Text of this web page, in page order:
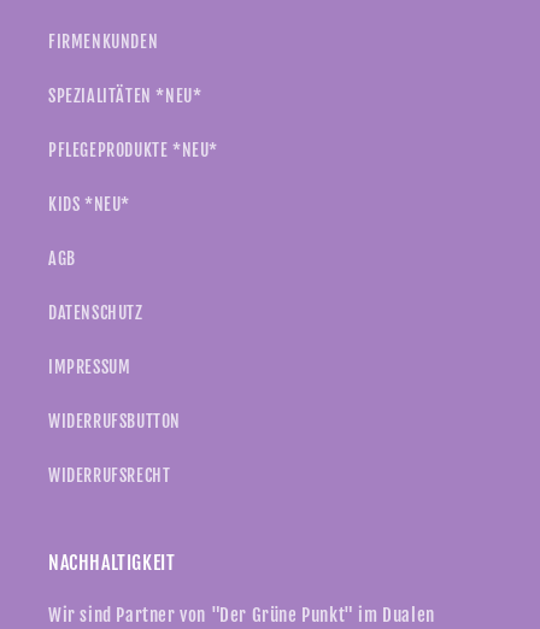
FIRMENKUNDEN
SPEZIALITÄTEN *NEU*
PFLEGEPRODUKTE *NEU*
KIDS *NEU*
AGB
DATENSCHUTZ
IMPRESSUM
WIDERRUFSBUTTON
WIDERRUFSRECHT
NACHHALTIGKEIT
Wir sind Partner von "Der Grüne Punkt" im Dualen